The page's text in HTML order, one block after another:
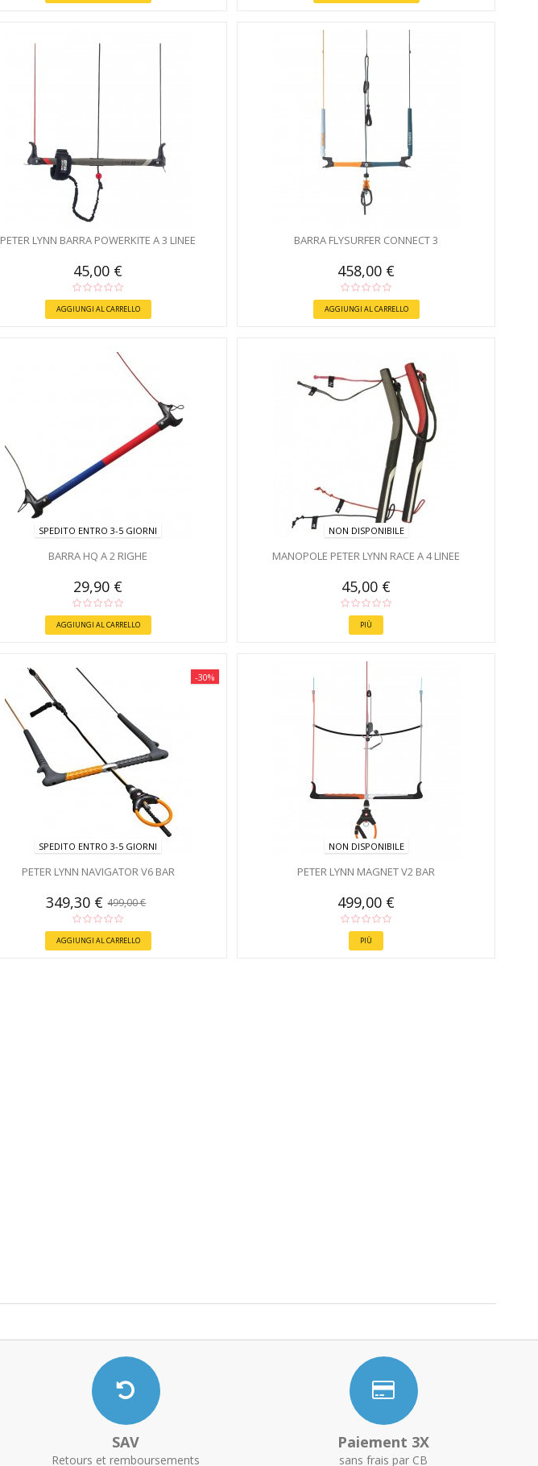
PETER LYNN BARRA POWERKITE A 3 LINEE
45,00 €
AGGIUNGI AL CARRELLO
BARRA FLYSURFER CONNECT 3
458,00 €
AGGIUNGI AL CARRELLO
SPEDITO ENTRO 3-5 GIORNI
BARRA HQ A 2 RIGHE
29,90 €
AGGIUNGI AL CARRELLO
NON DISPONIBILE
MANOPOLE PETER LYNN RACE A 4 LINEE
45,00 €
PIÙ
-30%
SPEDITO ENTRO 3-5 GIORNI
PETER LYNN NAVIGATOR V6 BAR
349,30 €499,00 €
AGGIUNGI AL CARRELLO
NON DISPONIBILE
PETER LYNN MAGNET V2 BAR
499,00 €
PIÙ
SAV
Retours et remboursements
Paiement 3X
sans frais par CB